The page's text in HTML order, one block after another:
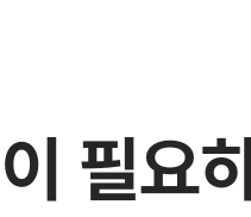
필요